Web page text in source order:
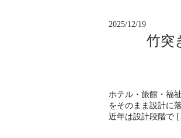
2025/12/19
竹突
ホテル・旅館・福
をそのまま設計に
近年は設計段階で